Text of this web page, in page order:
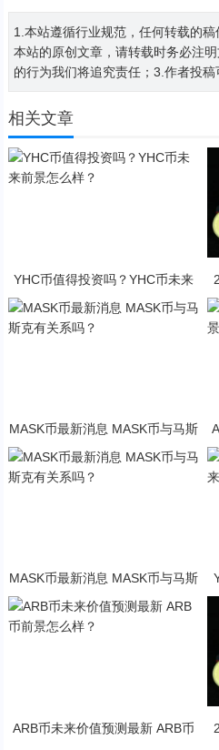
1.本站遵循行业规范，任何转载的
本站的原创文章，请转载时务必注
的行为我们将追究责任；3.作者投稿
相关文章
YHC币值得投资吗？YHC币未来
MASK币最新消息 MASK币与马斯
MASK币最新消息 MASK币与马斯
克有关系吗？
ARB币未来价值预测最新 ARB币